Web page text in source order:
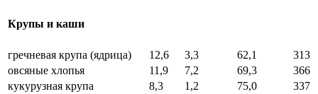
Крупы и каши
гречневая крупа (ядрица) 12,6 3,3 62,1
313
овсяные хлопья
11,9 7,2 69,3
366
кукурузная крупа
8,3 1,2 75,0
337